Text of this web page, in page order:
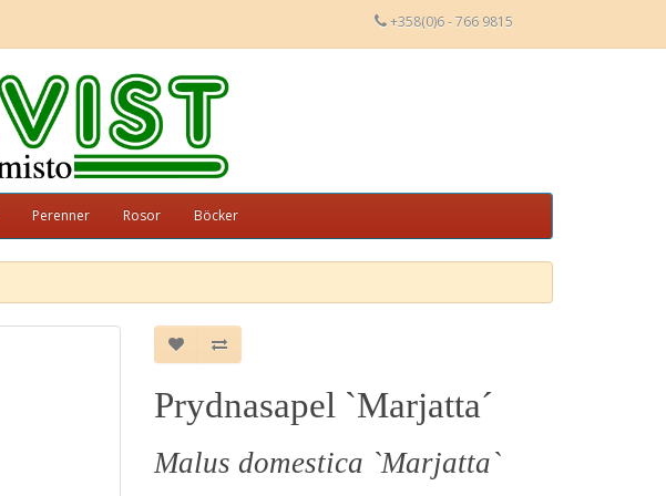
+358(0)6 - 766 9815
Perenner Rosor Böcker
Prydnasapel `Marjatta´
Malus domestica `Marjatta`